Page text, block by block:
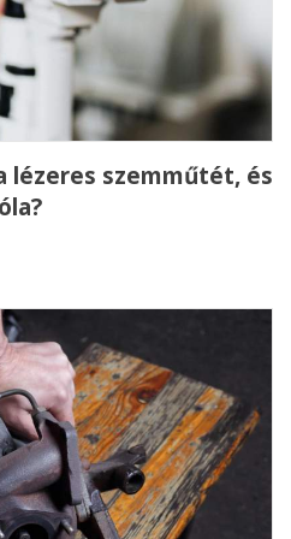
lézeres szemműtét, és